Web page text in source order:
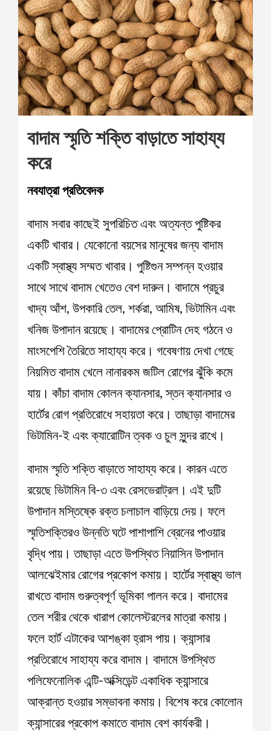
বাদাম স্মৃতি শক্তি বাড়াতে সাহায্য
করে
নবযাত্রা প্রতিবেদক
বাদাম সবার কাছেই সুপরিচিত এবং অত্যন্ত পুষ্টিকর
একটি খাবার। যেকোনো বয়সের মানুষের জন্য বাদাম
একটি স্বাস্থ্য সম্মত খাবার। পুষ্টিগুন সম্পন্ন হওয়ার
সাথে সাথে বাদাম খেতেও বেশ দারুন। বাদামে প্রচুর
খাদ্য আঁশ, উপকারি তেল, শর্করা, আমিষ, ভিটামিন এবং
খনিজ উপাদান রয়েছে। বাদামের প্রোটিন দেহ গঠনে ও
মাংসপেশি তৈরিতে সাহায্য করে। গবেষণায় দেখা গেছে
নিয়মিত বাদাম খেলে নানারকম জটিল রোগের ঝুঁকি কমে
যায়। কাঁচা বাদাম কোলন ক্যানসার, স্তন ক্যানসার ও
হার্টের রোগ প্রতিরোধে সহায়তা করে। তাছাড়া বাদামের
ভিটামিন-ই এবং ক্যারোটিন ত্বক ও চুল সুন্দর রাখে।
বাদাম স্মৃতি শক্তি বাড়াতে সাহায্য করে। কারন এতে
রয়েছে ভিটামিন বি-৩ এবং রেসভেরাট্রল। এই দুটি
উপাদান মস্তিষ্কে রক্ত চলাচাল বাড়িয়ে দেয়। ফলে
স্মৃতিশক্তিরও উন্নতি ঘটে পাশাপাশি ব্রেনের পাওয়ার
বৃদ্ধি পায়। তাছাড়া এতে উপস্থিত নিয়াসিন উপাদান
আলঝেইমার রোগের প্রকোপ কমায়। হার্টের স্বাস্থ্য ভাল
রাখতে বাদাম গুরুত্বপূর্ণ ভূমিকা পালন করে। বাদামের
তেল শরীর থেকে খারাপ কোলেস্টরলের মাত্রা কমায়।
ফলে হার্ট এটাকের আশঙ্কা হ্রাস পায়। ক্যান্সার
প্রতিরোধে সাহায্য করে বাদাম। বাদামে উপস্থিত
পলিফেনোলিক এন্টি-অক্সিডেন্ট একাধিক ক্যান্সারে
আক্রান্ত হওয়ার সম্ভাবনা কমায়। বিশেষ করে কোলোন
ক্যান্সারের প্রকোপ কমাতে বাদাম বেশ কার্যকরী।